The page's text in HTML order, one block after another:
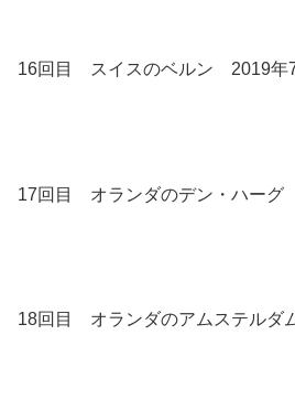
16回目 スイスのベルン 2019年
17回目 オランダのデン・ハーグ
18回目 オランダのアムステルダ